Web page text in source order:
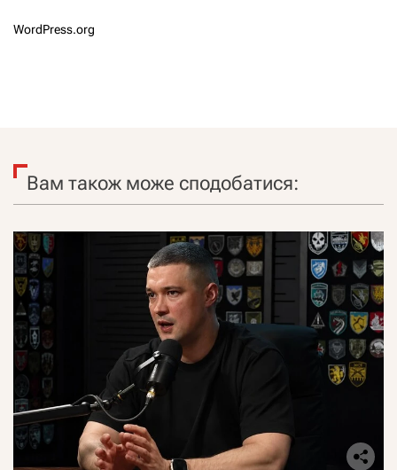
WordPress.org
Вам також може сподобатися: